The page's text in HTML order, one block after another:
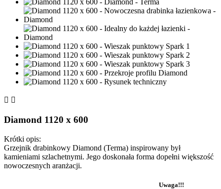
 
Diamond 1120 x 600
Krótki opis:
Grzejnik drabinkowy Diamond (Terma) inspirowany był
kamieniami szlachetnymi. Jego doskonała forma dopełni większość
nowoczesnych aranżacji.
Uwaga!!!